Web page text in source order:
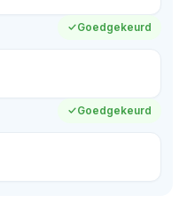
Goedgekeurd
Goedgekeurd